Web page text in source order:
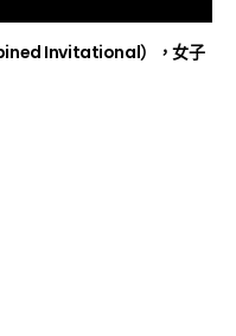
Invitational），女子